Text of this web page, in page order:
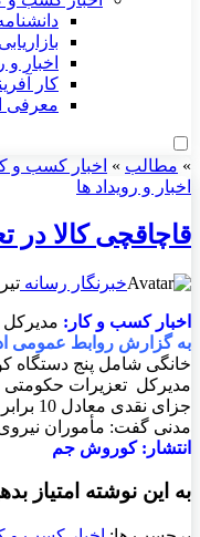
اخبار و
کار
معرفی
» مطالب » اخبار کسب و
اخبار و رویداد ها
قاچاقچی کالا
خبرنگار رسانه تیر ۷, ۱۴۰۴
اخبار کسب و کار: مدیرکل
به گزارش روابط عمومی
خانگی شامل پنج دستگاه کولر گازی و 6 دستگاه تلویزیون ال جی جمعاً به
جزای نقدی معادل 10 برابر ارزش تخلف محکوم کرد.
مدنی گفت: مأموران
انتشار: کوروش جم
به این نوشته امتیاز